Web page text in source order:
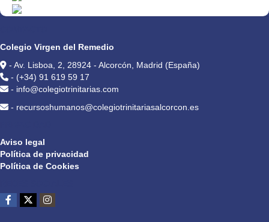
Colegio Virgen del Remedio
- Av. Lisboa, 2, 28924 - Alcorcón, Madrid (España)
- (+34) 91 619 59 17
- info@colegiotrinitarias.com
- recursoshumanos@colegiotrinitariasalcorcon.es
Aviso legal
Política de privacidad
Política de Cookies